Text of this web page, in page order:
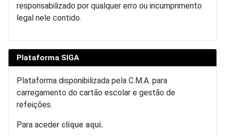
responsabilizado por qualquer erro ou incumprimento
legal nele contido.
Plataforma SIGA
Plataforma disponibilizada pela C.M.A. para
carregamento do cartão escolar e gestão de
refeições.
Para aceder clique aqui.